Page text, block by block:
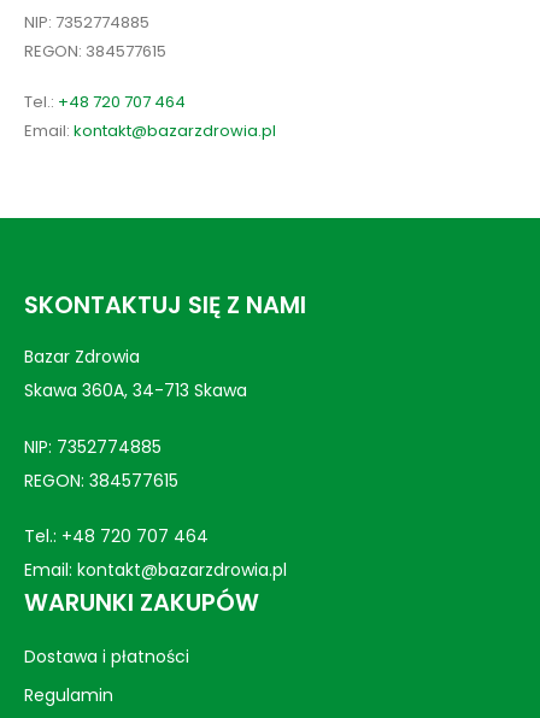
NIP: 7352774885
REGON: 384577615
Tel.: +48 720 707 464
Email: kontakt@bazarzdrowia.pl
SKONTAKTUJ SIĘ Z NAMI
Bazar Zdrowia
Skawa 360A, 34-713 Skawa
NIP: 7352774885
REGON: 384577615
Tel.: +48 720 707 464
Email: kontakt@bazarzdrowia.pl
WARUNKI ZAKUPÓW
Dostawa i płatności
Regulamin